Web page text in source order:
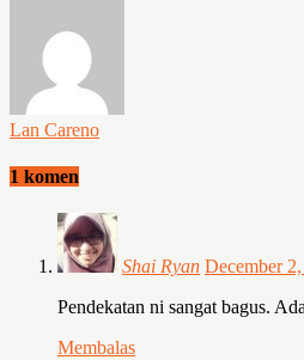
Lan Careno
1 komen
Shai Ryan December
Pendekatan ni sangat bagus.
Membalas